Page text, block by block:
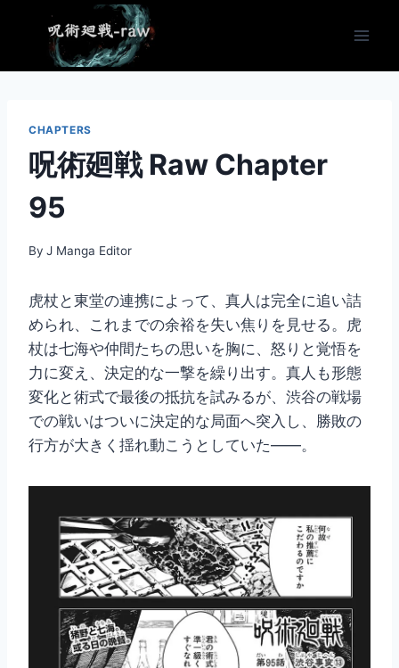
content
CHAPTERS
呪術廻戦 Raw Chapter
95
By J Manga Editor
虎杖と東堂の連携によって、真人は完全に追い詰
められ、これまでの余裕を失い焦りを見せる。虎
杖は七海や仲間たちの思いを胸に、怒りと覚悟を
力に変え、決定的な一撃を繰り出す。真人も形態
変化と術式で最後の抵抗を試みるが、渋谷の戦場
での戦いはついに決定的な局面へ突入し、勝敗の
行方が大きく揺れ動こうとしていた――。